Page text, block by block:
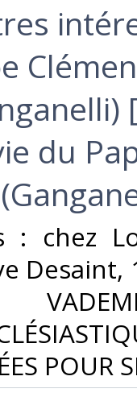
du
: chez
Desaint,
POUR